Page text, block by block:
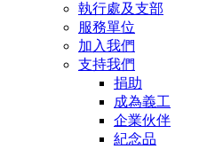
執行處及支部
服務單位
加入我們
支持我們
捐助
成為義工
企業伙伴
紀念品